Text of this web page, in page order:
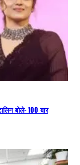
बोले- 100 बार